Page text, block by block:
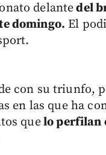
delantedel
domingo. El
con su triunfo,
en las que ha
quelo perfilan